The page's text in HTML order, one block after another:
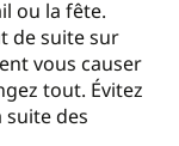
ou la fête.
de suite sur
vous causer
tout. Évitez
suite des